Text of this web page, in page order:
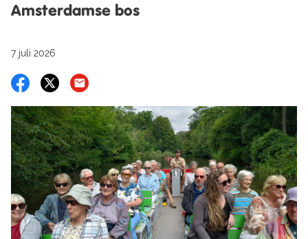
Amsterdamse bos
7 juli 2026